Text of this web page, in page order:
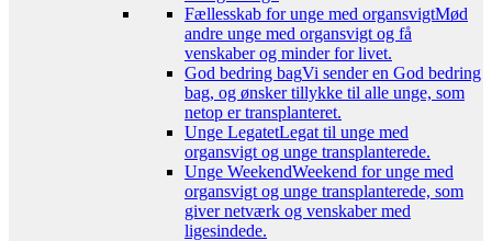
Fællesskab for unge med organsvigtMød
andre unge med organsvigt og få
venskaber og minder for livet.
God bedring bagVi sender en God bedring
bag, og ønsker tillykke til alle unge, som
netop er transplanteret.
Unge LegatetLegat til unge med
organsvigt og unge transplanterede.
Unge WeekendWeekend for unge med
organsvigt og unge transplanterede, som
giver netværk og venskaber med
ligesindede.